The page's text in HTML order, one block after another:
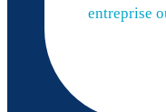
entreprise